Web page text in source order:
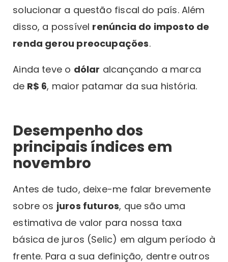
solucionar a questão fiscal do país. Além
disso, a possível renúncia do imposto de
renda gerou preocupações.
Ainda teve o dólar alcançando a marca
de R$ 6, maior patamar da sua história.
Desempenho dos
principais índices em
novembro
Antes de tudo, deixe-me falar brevemente
sobre os juros futuros, que são uma
estimativa de valor para nossa taxa
básica de juros (Selic) em algum período à
frente. Para a sua definição, dentre outros